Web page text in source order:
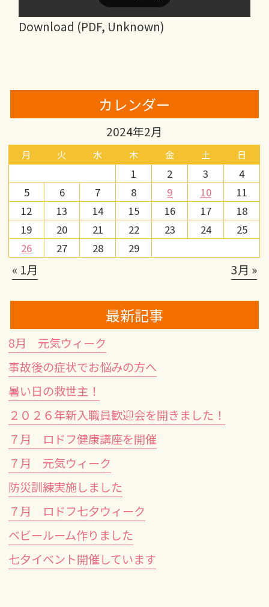
Download (PDF, Unknown)
カレンダー
2024年2月
月 火 水 木 金 土 日
1 2 3
4
5
6 7 8 9 10
11
12
13 14 15 16 17
18
19
20 21 22 23 24
25
26
27 28 29
« 1月 3月 »
最新記事
8月 元気ウィーク
事故後の症状でお悩みの方へ
暑い日の救世主！
２０２６年新入職員歓迎会を開きました！
７月 ロドフ健康講座を開催
７月 元気ウィーク
防災訓練実施しました
７月 ロドフ七夕ウィーク
ベビールーム作りました
七夕イベント開催しています